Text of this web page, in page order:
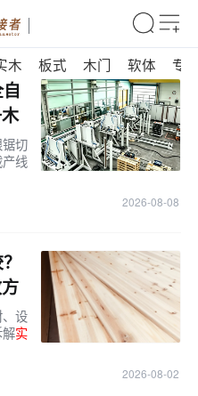
木 板式 木门 软体 专
切
线
2026-08-08
设
实
2026-08-02